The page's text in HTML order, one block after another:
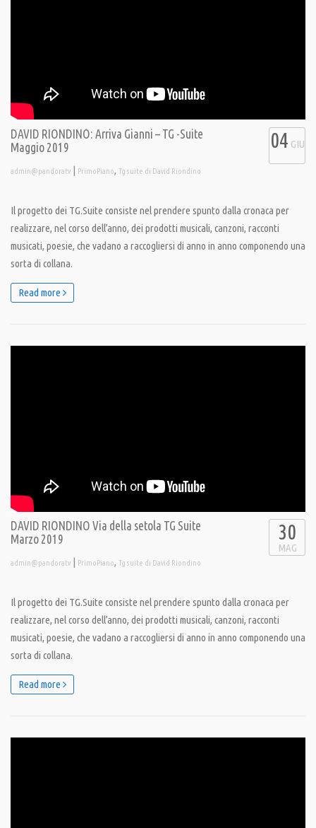
DAVID RIONDINO: Arriva Gianni – TG -Suite
Maggio 2019
admin@pandoratv | PrimoPiano, Tg suite di David Riondino
04 GIU
Il progetto dei TG.Suite consiste nel prendere spunto dalla cronaca per
realizzare, nel corso dell’anno, dei prodotti musicali, canzoni, racconti
musicati, poesie, che vadano a raccogliersi di anno in anno componendo una
sorta di collana.
Read more
DAVID RIONDINO Via della setola TG Suite
Marzo 2019
admin@pandoratv | PrimoPiano, Tg suite di David Riondino
30
MAG
Il progetto dei TG.Suite consiste nel prendere spunto dalla cronaca per
realizzare, nel corso dell’anno, dei prodotti musicali, canzoni, racconti
musicati, poesie, che vadano a raccogliersi di anno in anno componendo una
sorta di collana.
Read more